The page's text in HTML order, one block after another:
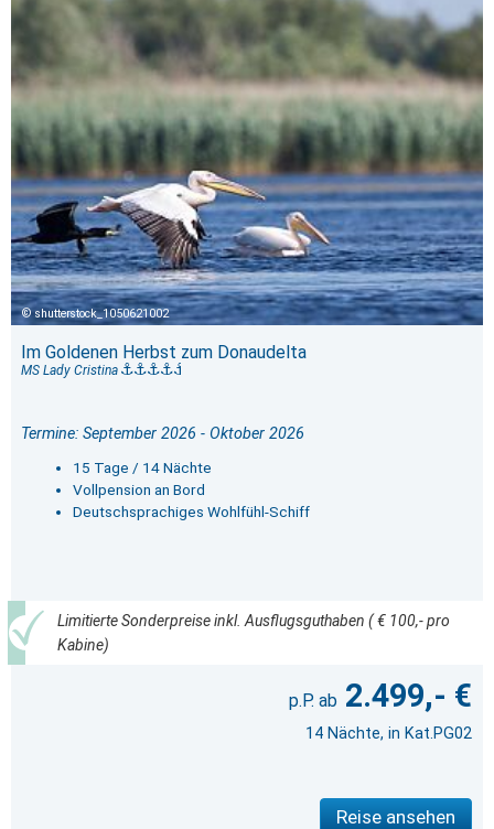
shutterstock_1050621002
Im Goldenen Herbst zum Donaudelta
MS Lady Cristina
Termine: September 2026 - Oktober 2026
15 Tage / 14 Nächte
Vollpension an Bord
Deutschsprachiges Wohlfühl-Schiff
Limitierte Sonderpreise inkl. Ausflugsguthaben ( € 100,- pro
Kabine)
2.499,- €
14 Nächte, in Kat.PG02
Reise ansehen